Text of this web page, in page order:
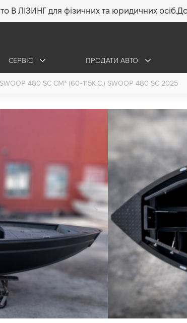
В ЛІЗИНГ для фізичних та юридичних осіб.
СЕРВІС ПРОДАТИ АВТО
SWOOP 480 SC СМ³ (60-115К.С.) SWOOP 480 SC 2025
Swoop
(60-115 к.с.)
866 250 грн
ОТРИМАТИ
4